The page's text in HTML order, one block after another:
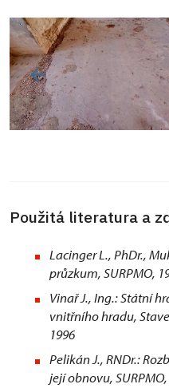
Použitá literatura a
Lacinger L., PhDr.,
průzkum, SURPMO,
Vinař J., Ing.: Státní
vnitřního hradu,
1996
Pelikán J., RNDr.:
její obnovu,